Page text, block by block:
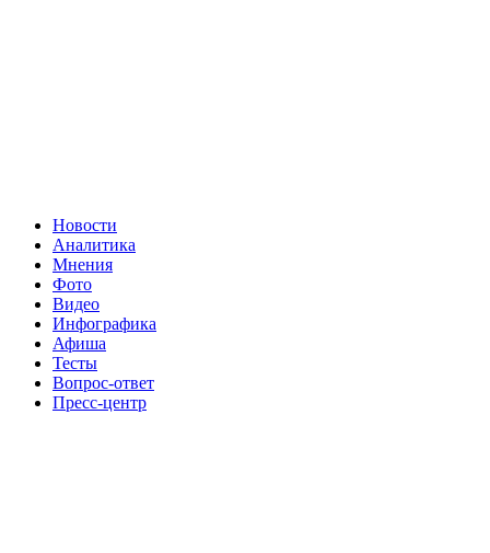
Новости
Аналитика
Мнения
Фото
Видео
Инфографика
Афиша
Тесты
Вопрос-ответ
Пресс-центр